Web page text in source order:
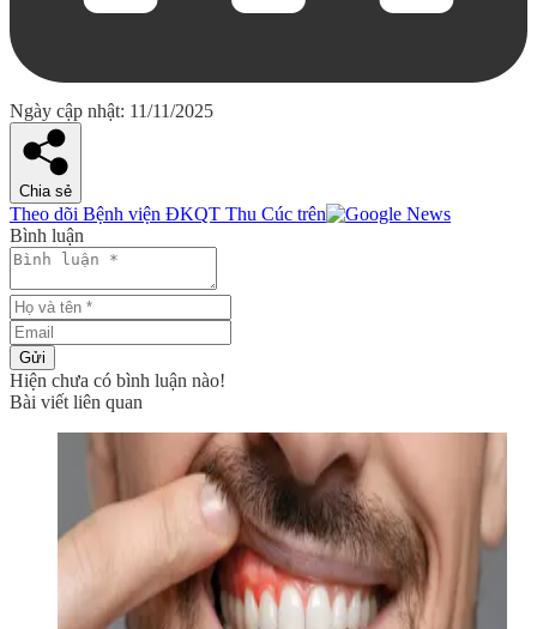
Ngày cập nhật: 11/11/2025
Chia sẻ
Theo dõi Bệnh viện ĐKQT Thu Cúc trên
Bình luận
Gửi
Hiện chưa có bình luận nào!
Bài viết liên quan